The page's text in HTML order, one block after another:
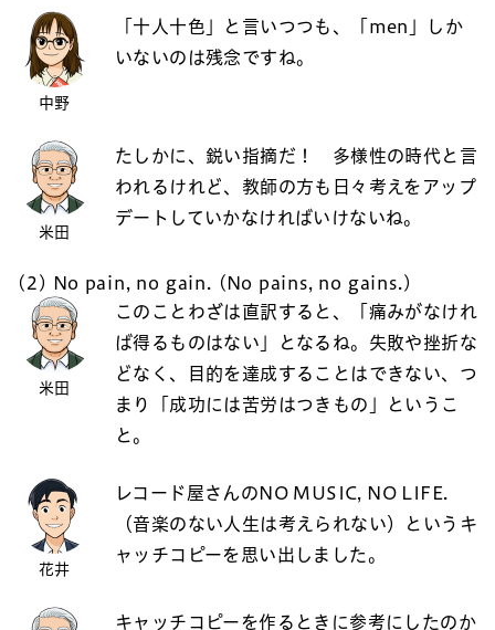
中野
「十人十色」と言いつつも、「men」しか
いないのは残念ですね。
米田
たしかに、鋭い指摘だ！ 多様性の時代と言
われるけれど、教師の方も日々考えをアップ
デートしていかなければいけないね。
(2) No pain, no gain. (No pains, no gains.)
米田
このことわざは直訳すると、「痛みがなけれ
ば得るものはない」となるね。失敗や挫折な
どなく、目的を達成することはできない、つ
まり「成功には苦労はつきもの」というこ
と。
花井
レコード屋さんのNO MUSIC, NO LIFE.
（音楽のない人生は考えられない）というキ
ャッチコピーを思い出しました。
キャッチコピーを作るときに参考にしたのか